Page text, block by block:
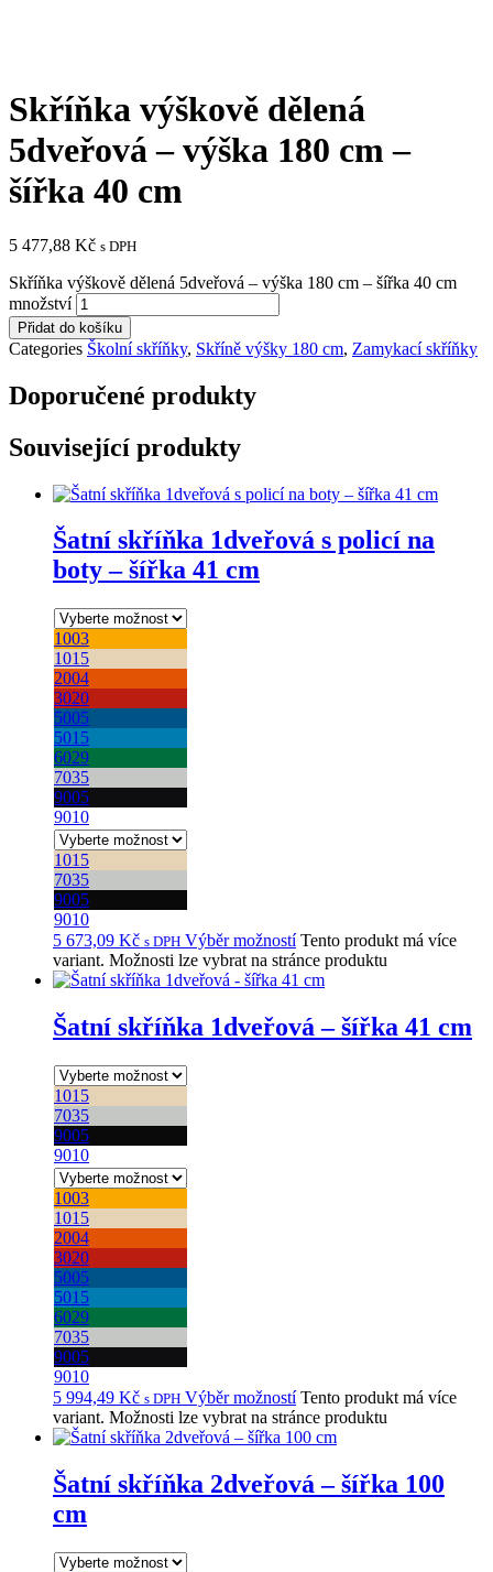
Skříňka výškově dělená
5dveřová – výška 180 cm –
šířka 40 cm
5 477,88 Kč s DPH
Skříňka výškově dělená 5dveřová – výška 180 cm – šířka 40 cm
množství
Přidat do košíku
Categories Školní skříňky, Skříně výšky 180 cm, Zamykací skříňky
Doporučené produkty
Související produkty
Šatní skříňka 1dveřová s policí na
boty – šířka 41 cm
1003
1015
2004
3020
5005
5015
6029
7035
9005
9010
1015
7035
9005
9010
5 673,09 Kč s DPH Výběr možností Tento produkt má více
variant. Možnosti lze vybrat na stránce produktu
Šatní skříňka 1dveřová – šířka 41 cm
1015
7035
9005
9010
1003
1015
2004
3020
5005
5015
6029
7035
9005
9010
5 994,49 Kč s DPH Výběr možností Tento produkt má více
variant. Možnosti lze vybrat na stránce produktu
Šatní skříňka 2dveřová – šířka 100
cm